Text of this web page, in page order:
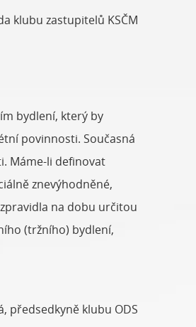
klubu zastupitelů KSČM
bydlení, který by
povinnosti. Současná
Máme-li definovat
znevýhodněné,
na dobu určitou
(tržního) bydlení,
předsedkyně klubu ODS